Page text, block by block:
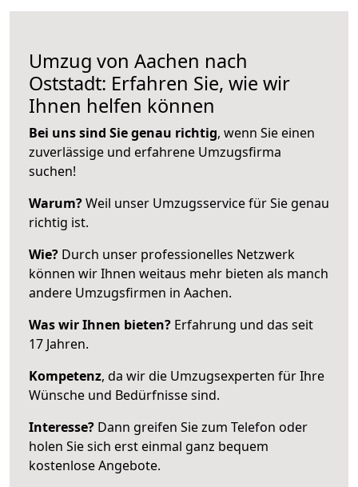
Umzug von Aachen nach
Oststadt: Erfahren Sie, wie wir
Ihnen helfen können
Bei uns sind Sie genau richtig, wenn Sie einen
zuverlässige und erfahrene Umzugsfirma
suchen!
Warum?Weil unser Umzugsservice für Sie genau
richtig ist.
Wie? Durch unser professionelles Netzwerk
können wir Ihnen weitaus mehr bieten als manch
andere Umzugsfirmen in Aachen.
Was wir Ihnen bieten? Erfahrung und das seit
17 Jahren.
Kompetenz, da wir die Umzugsexperten für Ihre
Wünsche und Bedürfnisse sind.
Interesse? Dann greifen Sie zum Telefon oder
holen Sie sich erst einmal ganz bequem
kostenlose Angebote.